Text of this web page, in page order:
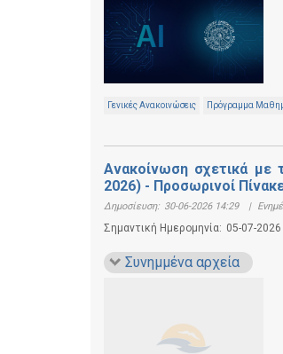
Γενικές Ανακοινώσεις Πρόγραμμα
Ανακοίνωση σχετικά με
2026) - Προσωρινοί
Δημοσίευση: 30-06-2026 14:29 |
Σημαντική Ημερομηνία: 05-07-2026
Συνημμένα αρχεία